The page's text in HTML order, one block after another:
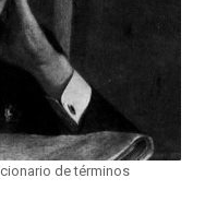
de términos